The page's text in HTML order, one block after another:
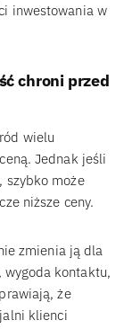
inwestowania w
chroni przed
wielu
Jednak jeśli
szybko może
niższe ceny.
zmienia ją dla
wygoda kontaktu,
że
klienci